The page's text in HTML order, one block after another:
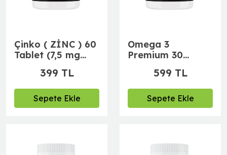
Çinko ( ZİNC ) 60
Tablet (7,5 mg
7,5 mg Çinko L-
Metionin)
399 TL
Sepete Ekle
Omega 3
Premium 30
(Balık Yağı 1000
mg, EPA 396 mg,
264 mg)
599 TL
Sepete Ekle